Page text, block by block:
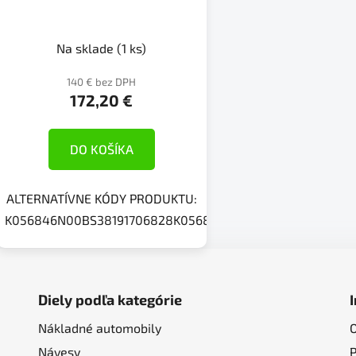
Na sklade(1 ks)
140 € bez DPH
172,20 €
DO KOŠÍKA
ALTERNATÍVNE KÓDY PRODUKTU:
K056846N00BS38191706828K056846N02
Diely podľa kategórie
Nákladné automobily
Návesy